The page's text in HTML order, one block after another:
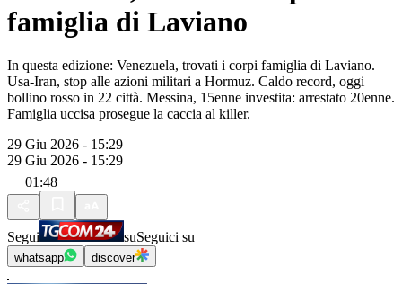
famiglia di Laviano
In questa edizione: Venezuela, trovati i corpi famiglia di Laviano.
Usa-Iran, stop alle azioni militari a Hormuz. Caldo record, oggi
bollino rosso in 22 città. Messina, 15enne investita: arrestato 20enne.
Famiglia uccisa prosegue la caccia al killer.
29 Giu 2026 - 15:29
29 Giu 2026 - 15:29
01:48
Segui suSeguici su
whatsapp discover